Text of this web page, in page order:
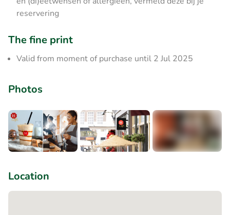
reservering
The fine print
Valid from moment of purchase until 2 Jul 2025
Photos
Location